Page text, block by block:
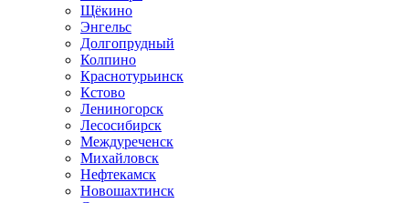
Щёкино
Энгельс
Долгопрудный
Колпино
Краснотурьинск
Кстово
Лениногорск
Лесосибирск
Междуреченск
Михайловск
Нефтекамск
Новошахтинск